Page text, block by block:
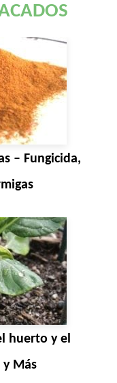
– Fungicida,
huerto y el
y Más